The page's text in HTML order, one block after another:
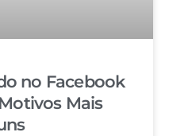
no Facebook
Mais